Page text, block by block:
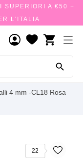
SUPERIORI A €50 +
L'ITALIA
shopping_cart

4 mm -CL18 Rosa
22